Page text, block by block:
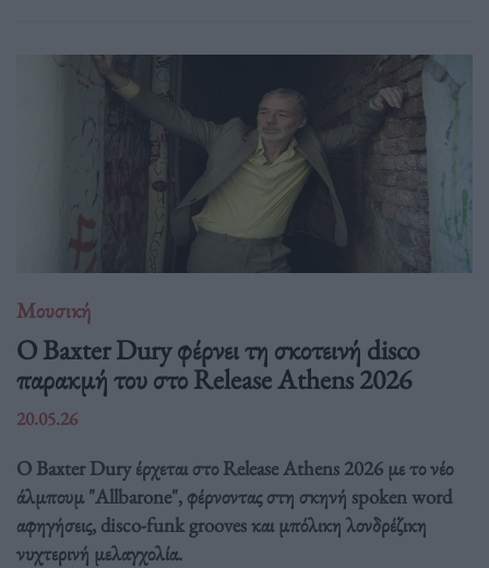
Μουσική
Ο Baxter Dury φέρνει τη σκοτεινή disco
παρακμή του στο Release Athens 2026
20.05.26
Ο Baxter Dury έρχεται στο Release Athens 2026 με το νέο
άλμπουμ "Allbarone", φέρνοντας στη σκηνή spoken word
αφηγήσεις, disco-funk grooves και μπόλικη λονδρέζικη
νυχτερινή μελαγχολία.